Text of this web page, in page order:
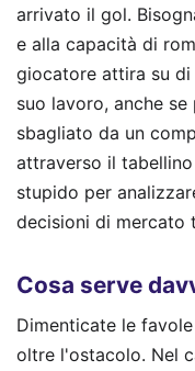
arrivato il gol.
e alla capacità di
giocatore attira su
suo lavoro, anche
sbagliato da un
attraverso il
stupido per
decisioni di mercato
Cosa serve
Dimenticate le
oltre l'ostacolo. Nel